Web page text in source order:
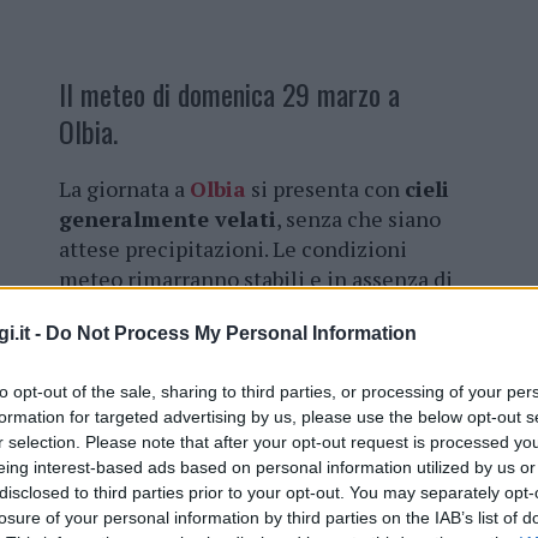
- Do Not Process My Personal Information
opt-out of the sale, sharing to third parties, or processing of your
for targeted advertising by us, please use the below opt-out
selection. Please note that after your opt-out request is processed
interest-based ads based on personal information utilized by us
to third parties prior to your opt-out. You may separately
of your personal information by third parties on the IAB’s list of
Il meteo di domenica 29 marzo a
Olbia.
La giornata a Olbia si presenta con cieli
generalmente velati, senza che siano
attese precipitazioni. Le condizioni
meteo rimarranno stabili e in assenza di
arco della giornata.
Le temperature oscilleranno tra i7
gradi della minimae i 16 gradi della
e provenienti da Est-Nordest,
soffiando con maggiore forza da
rispecchiando l’aumento dell’intensità dei